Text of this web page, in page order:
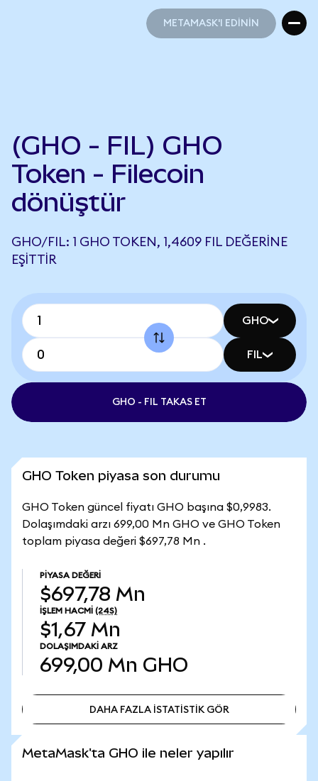
METAMASK'I EDİNİN
(GHO - FIL) GHO
Token - Filecoin
dönüştür
GHO/FIL: 1 GHO TOKEN, 1,4609 FIL DEĞERINE
EŞITTIR
GHO
FIL
GHO - FIL TAKAS ET
GHO Token piyasa son durumu
GHO Token güncel fiyatı GHO başına $0,9983.
Dolaşımdaki arzı 699,00 Mn GHO ve GHO Token
toplam piyasa değeri $697,78 Mn .
PIYASA DEĞERI
$697,78 Mn
İŞLEM HACMI (24S)
$1,67 Mn
DOLAŞIMDAKI ARZ
699,00 Mn GHO
DAHA FAZLA İSTATİSTİK GÖR
MetaMask'ta GHO ile neler yapılır